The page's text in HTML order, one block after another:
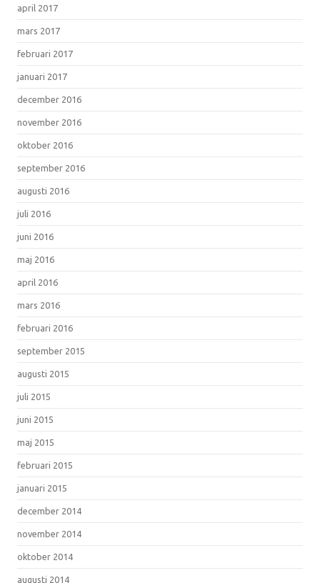
april 2017
mars 2017
februari 2017
januari 2017
december 2016
november 2016
oktober 2016
september 2016
augusti 2016
juli 2016
juni 2016
maj 2016
april 2016
mars 2016
februari 2016
september 2015
augusti 2015
juli 2015
juni 2015
maj 2015
februari 2015
januari 2015
december 2014
november 2014
oktober 2014
augusti 2014